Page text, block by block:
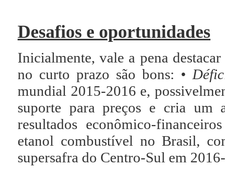
Desafios e oportunidades
Inicialmente, vale a pena
no curto prazo são bons: •
mundial 2015-2016 e,
suporte para preços e cria um
resultados econômico-
etanol combustível no Brasil,
supersafra do Centro-Sul em